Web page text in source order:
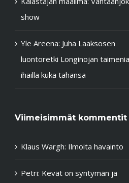
show
Yle Areena: Juha Laaksosen
luontoretki Longinojan
ihailla kuka tahansa
Viimeisimmät kommentit
Klaus Wargh: Ilmoita havainto
Petri: Kevät on syntymän ja